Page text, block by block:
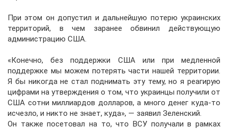
При этом он допустил и дальнейшую потерю украинских
территорий, в чем заранее обвинил действующую
администрацию США.
«Конечно, без поддержки США или при медленной
поддержке мы можем потерять части нашей территории.
Я бы никогда не стал поднимать эту тему, но я реагирую
цифрами на утверждения о том, что украинцы получили от
США сотни миллиардов долларов, а много денег куда-то
исчезло, и никто не знает, куда», — заявил Зеленский.
Он также посетовал на то, что ВСУ получали в рамках